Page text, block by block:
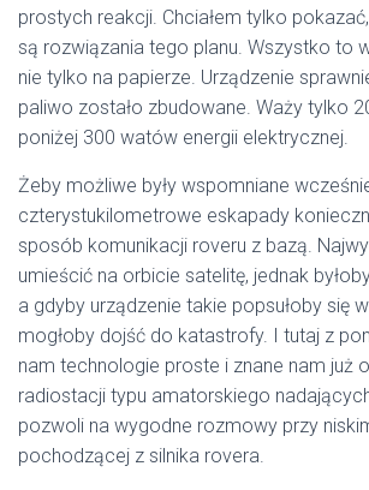
prostych reakcji. Chciałem tylko
są rozwiązania tego planu. Wszystko to
nie tylko na papierze. Urządzenie
paliwo zostało zbudowane. Waży tylko
poniżej 300 watów energii elektrycznej.
Żeby możliwe były wspomniane
czterystukilometrowe eskapady
sposób komunikacji roveru z bazą.
umieścić na orbicie satelitę, jednak
a gdyby urządzenie takie popsułoby się
mogłoby dojść do katastrofy. I tutaj z
nam technologie proste i znane nam już
radiostacji typu amatorskiego
pozwoli na wygodne rozmowy przy
pochodzącej z silnika rovera.